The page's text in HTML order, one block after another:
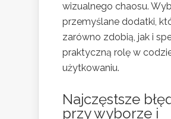
wizualnego chaosu.
przemyślane dodatki,
zarówno zdobią, jak i
praktyczną rolę w
użytkowaniu.
Najczęstsze
przy wyborze i